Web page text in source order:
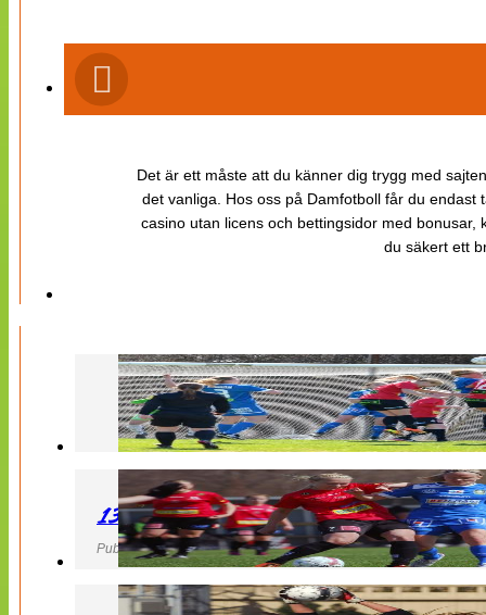
Det är ett måste att du känner dig trygg med
det vanliga. Hos oss på Damfotboll får du
casino utan licens och bettingsidor med
du säkert ett
130427 LB 07 – QBIK
Publicerad 27 April 2013, 22:40